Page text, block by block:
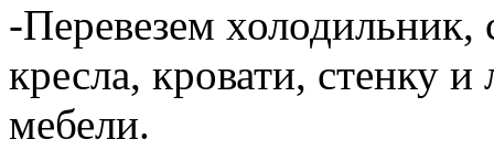
-Перевезем
кресла, кровати, стенку
мебели.